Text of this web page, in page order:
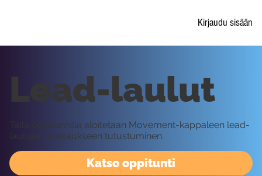
Kirjaudu sisään
Katso oppitunti
Lead-laulut
Tällä oppitunnilla aloitetaan Movement-kappaleen lead-
laulujen miksaukseen tutustuminen.